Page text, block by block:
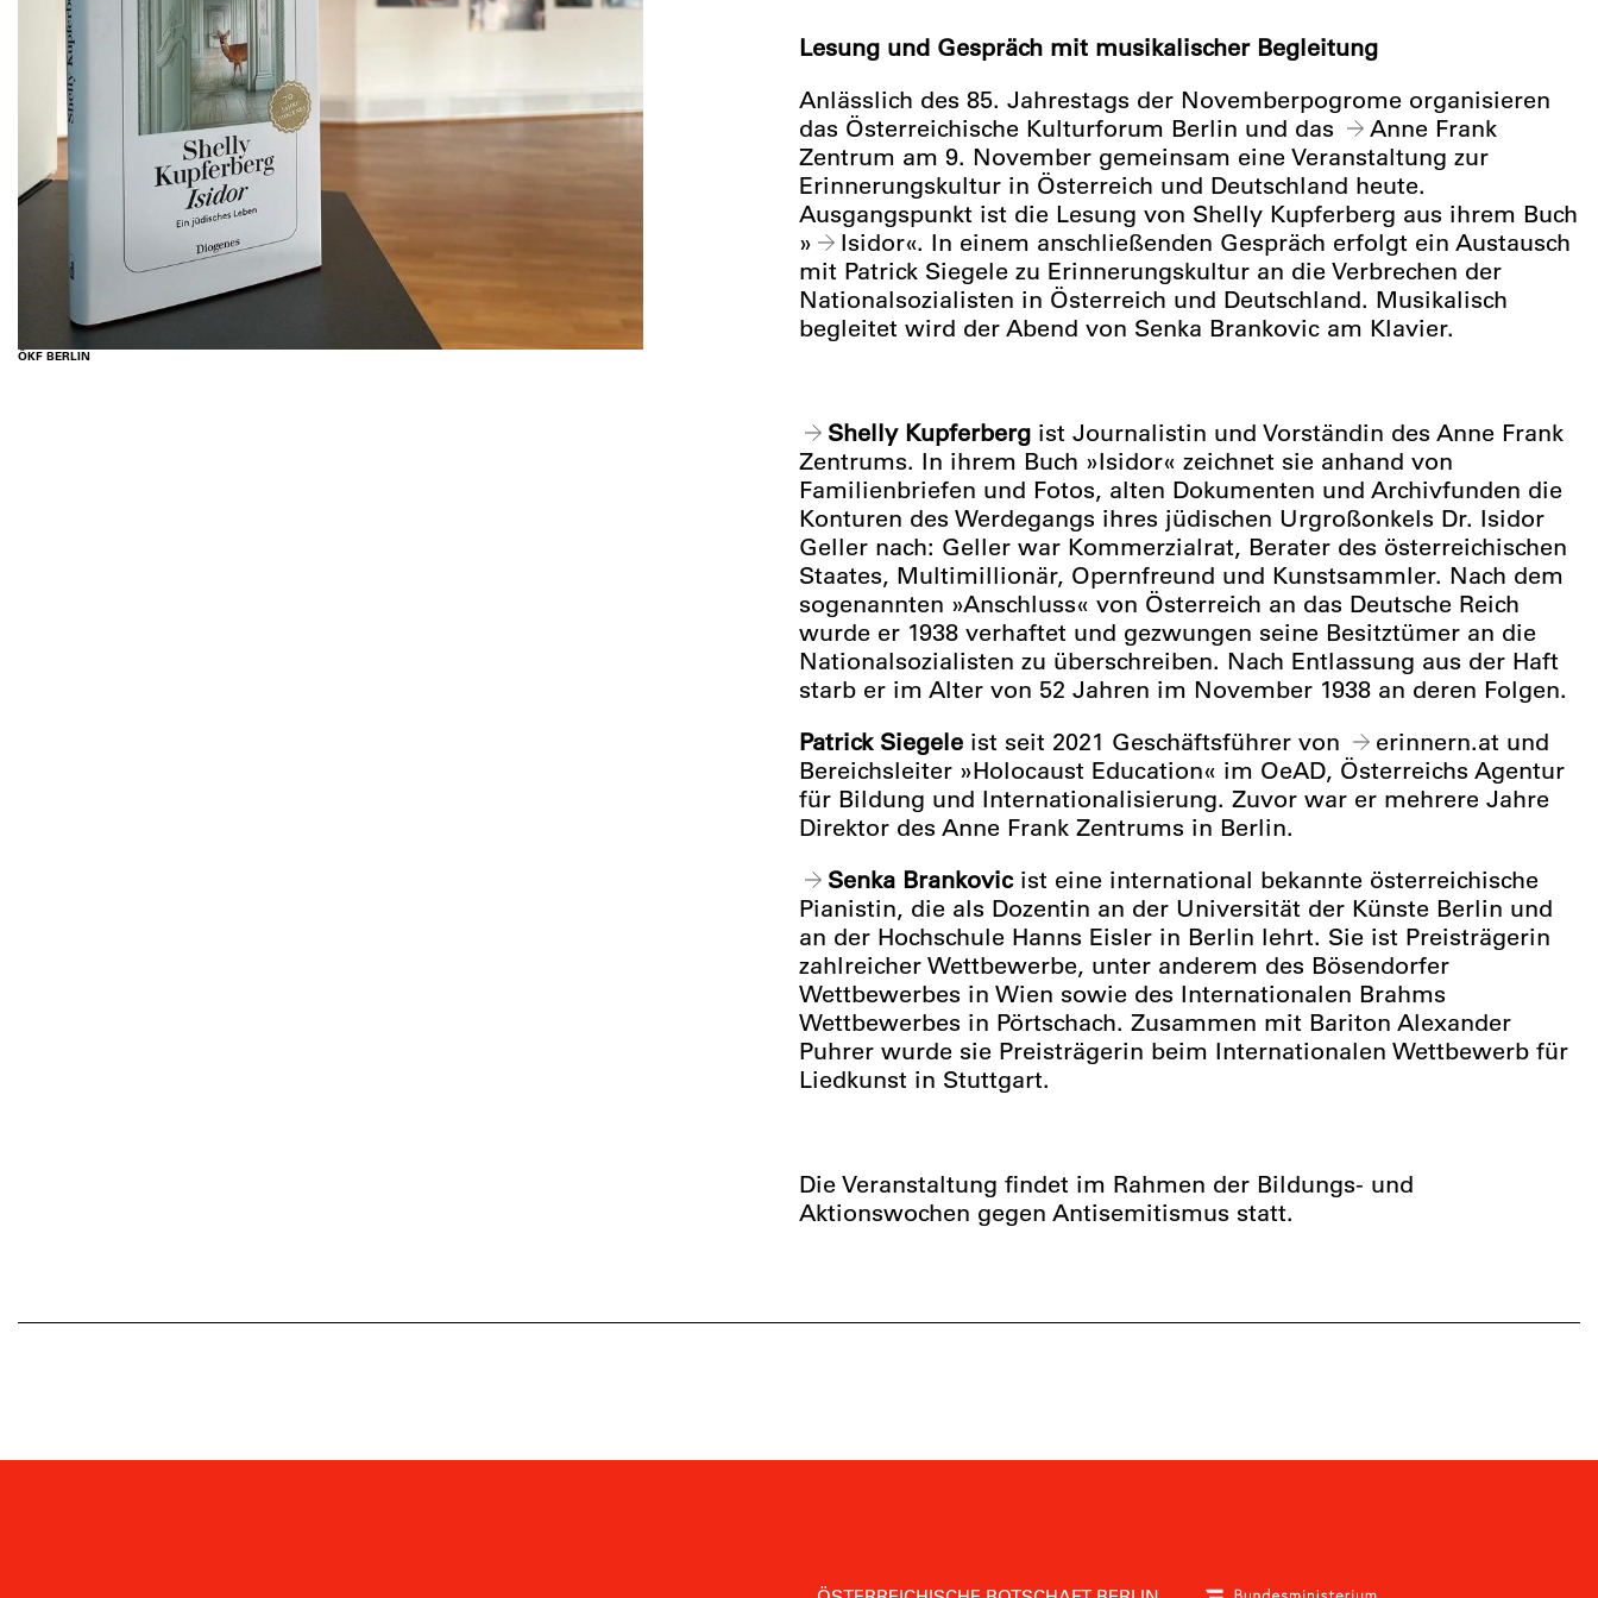
ÖKF BERLIN
Lesung und Gespräch mit musikalischer Begleitung
Anlässlich des 85. Jahrestags der Novemberpogrome organisieren
das Österreichische Kulturforum Berlin und das
Anne Frank
Zentrum am 9. November gemeinsam eine Veranstaltung zur
Erinnerungskultur in Österreich und Deutschland heute.
Ausgangspunkt ist die Lesung von Shelly Kupferberg aus ihrem Buch
»
Isidor«. In einem anschließenden Gespräch erfolgt ein Austausch
mit Patrick Siegele zu Erinnerungskultur an die Verbrechen der
Nationalsozialisten in Österreich und Deutschland. Musikalisch
begleitet wird der Abend von Senka Brankovic am Klavier.
Shelly Kupferberg ist Journalistin und Vorständin des Anne Frank
Zentrums. In ihrem Buch »Isidor« zeichnet sie anhand von
Familienbriefen und Fotos, alten Dokumenten und Archivfunden die
Konturen des Werdegangs ihres jüdischen Urgroßonkels Dr. Isidor
Geller nach: Geller war Kommerzialrat, Berater des österreichischen
Staates, Multimillionär, Opernfreund und Kunstsammler. Nach dem
sogenannten »Anschluss« von Österreich an das Deutsche Reich
wurde er 1938 verhaftet und gezwungen seine Besitztümer an die
Nationalsozialisten zu überschreiben. Nach Entlassung aus der Haft
starb er im Alter von 52 Jahren im November 1938 an deren Folgen.
Patrick Siegeleist seit 2021 Geschäftsführer von erinnern.atund
Bereichsleiter »Holocaust Education« im OeAD, Österreichs Agentur
für Bildung und Internationalisierung. Zuvor war er mehrere Jahre
Direktor des Anne Frank Zentrums in Berlin.
Senka Brankovicist eine international bekannte österreichische
Pianistin, die als Dozentin an der Universität der Künste Berlin und
an der Hochschule Hanns Eisler in Berlin lehrt. Sie ist Preisträgerin
zahlreicher Wettbewerbe, unter anderem des Bösendorfer
Wettbewerbes in Wien sowie des Internationalen Brahms
Wettbewerbes in Pörtschach. Zusammen mit Bariton Alexander
Puhrer wurde sie Preisträgerin beim Internationalen Wettbewerb für
Liedkunst in Stuttgart.
Die Veranstaltung findet im Rahmen der Bildungs- und
Aktionswochen gegen Antisemitismus statt.